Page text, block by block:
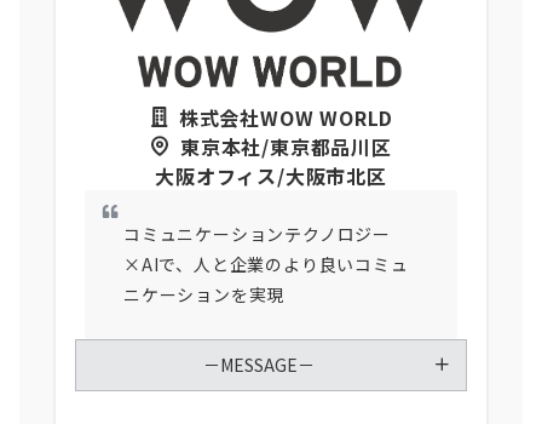
株式会社WOW WORLD
東京本社/東京都品川区
大阪オフィス/大阪市北区
コミュニケーションテクノロジー
×AIで、人と企業のより良いコミュ
ニケーションを実現
－MESSAGE－